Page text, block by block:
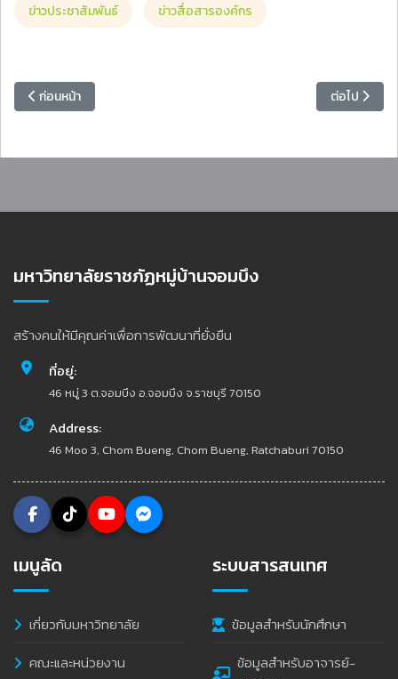
ข่าวประชาสัมพันธ์ ข่าวสื่อสารองค์กร
เนื้อหาก่อนหน้า: ขอแสดงความยินดีกับนักเรียนคว้ารางวัลเหรียญทอง
ก่อนหน้า เนื้อหาถัดไป
ต่อไป
มหาวิทยาลัยราชภัฏหมู่บ้านจอมบึง
สร้างคนให้มีคุณค่าเพื่อการพัฒนาที่ยั่งยืน
ที่อยู่:
46 หมู่ 3 ต.จอมบึง อ.จอมบึง จ.ราชบุรี 70150
Address:
46 Moo 3, Chom Bueng, Chom Bueng, Ratchaburi 70150
เมนูลัด
เกี่ยวกับมหาวิทยาลัย
คณะและหน่วยงาน
ระบบสารสนเทศ
ข้อมูลสำหรับนักศึกษา
ข้อมูลสำหรับอาจารย์-